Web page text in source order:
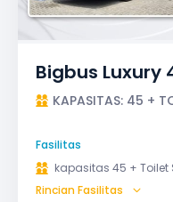
Bigbus Luxury
KAPASITAS: 45 +
Fasilitas
kapasitas 45 + Toilet
Audio
Bagasi
Rincian Fasilitas